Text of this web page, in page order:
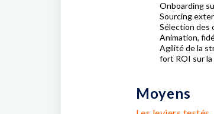
Onboarding
Sourcing
Sélection des
Animation,
Agilité de la
fort ROI sur la
Moyens